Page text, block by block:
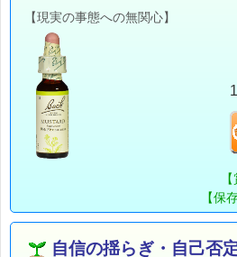
【現実の事態への無関心】
【保
自信の揺らぎ・自己否